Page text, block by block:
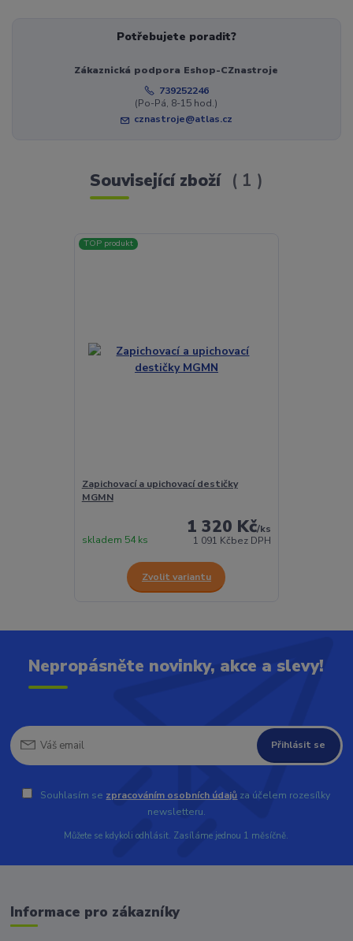
Potřebujete poradit?
Zákaznická podpora Eshop-CZnastroje
739252246
(Po-Pá, 8-15 hod.)
cznastroje@atlas.cz
Související zboží 1
TOP produkt
Zapichovací a upichovací destičky
MGMN
1 320 Kč/ks
1 091 Kčbez DPH
skladem 54 ks
Zvolit variantu
Nepropásněte novinky, akce a slevy!
Přihlásit se
Souhlasím se zpracováním osobních údajů za účelem rozesílky
newsletteru.
Můžete se kdykoli odhlásit. Zasíláme jednou 1 měsíčně.
Informace pro zákazníky